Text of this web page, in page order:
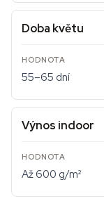
Doba květu
55–65 dní
Výnos indoor
Až 600 g/m²